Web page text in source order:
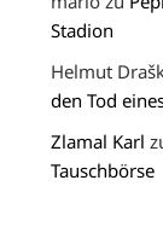
Stadion
Helmut
den Tod
Zlamal Karl
Tauschbörse